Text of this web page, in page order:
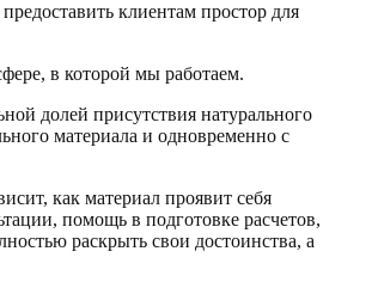
клиентам простор для
в которой мы работаем.
долей присутствия натурального
материала и одновременно с
как материал проявит себя
помощь в подготовке расчетов,
раскрыть свои достоинства, а